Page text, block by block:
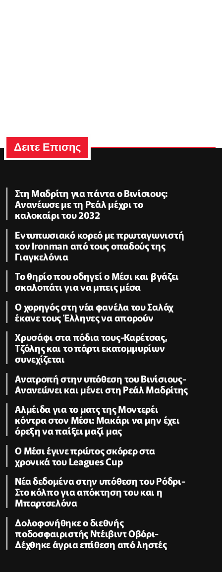
Δειτε Επισης
Στη Μαδρίτη για πάντα ο Βινίσιους:
Ανανέωσε με τη Ρεάλ μέχρι το
καλοκαίρι του 2032
Εντυπωσιακό κορεό με πρωταγωνιστή
τον Ironman από τους οπαδούς της
Γιαγκελόνια
Το θηρίο που οδηγεί ο Μέσι και βγάζει
σκαλοπάτι για να μπεις μέσα
Ο χορηγός στη νέα φανέλα του Σαλάχ
έκανε τους Έλληνες να απορούν
Χρυσάφι στα πόδια τους-Καρέτσας,
Τζόλης και το πάρτι εκατομμυρίων
συνεχίζεται
Ανατροπή στην υπόθεση του Βινίσιους-
Ανανεώνει και μένει στη Ρεάλ Μαδρίτης
Αλμέιδα για το ματς της Μοντερέι
κόντρα στον Μέσι: Μακάρι να μην έχει
όρεξη να παίξει μαζί μας
Ο Μέσι έγινε πρώτος σκόρερ στα
χρονικά του Leagues Cup
Νέα δεδομένα στην υπόθεση του Ρόδρι-
Στο κόλπο για απόκτηση του και η
Μπαρτσελόνα
Δολοφονήθηκε o διεθνής
ποδοσφαιριστής Ντέιβιντ Οβόρι-
Δέχθηκε άγρια επίθεση από ληστές